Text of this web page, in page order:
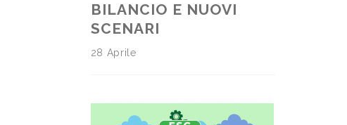
BILANCIO E NUOVI
SCENARI
28 Aprile